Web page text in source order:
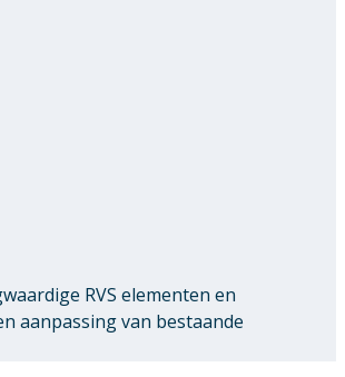
RVS elementen en
aanpassing van bestaande